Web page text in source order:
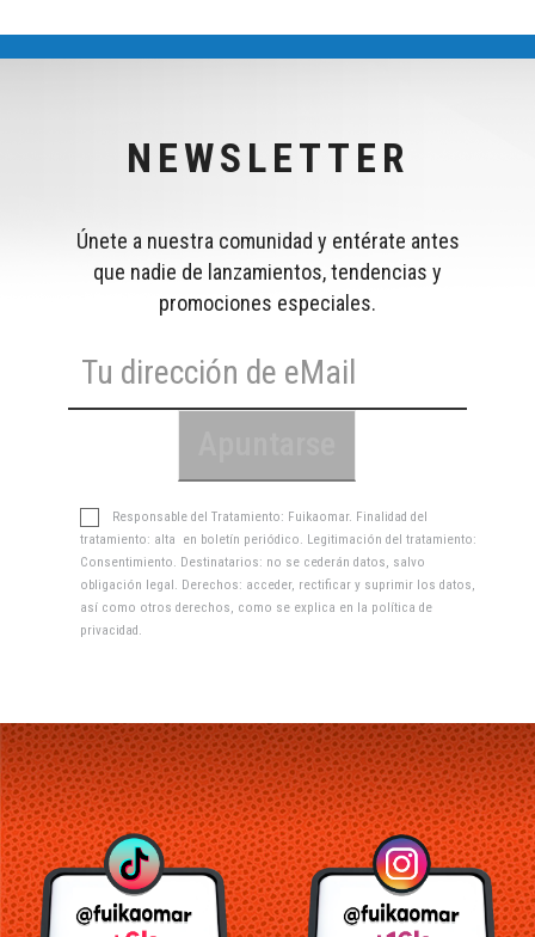
NEWSLETTER
Únete a nuestra comunidad y entérate antes
que nadie de lanzamientos, tendencias y
promociones especiales.
Responsable del Tratamiento: Fuikaomar. Finalidad del
tratamiento: alta en boletín periódico. Legitimación del tratamiento:
Consentimiento. Destinatarios: no se cederán datos, salvo
obligación legal. Derechos: acceder, rectificar y suprimir los datos,
así como otros derechos, como se explica en la política de
privacidad.